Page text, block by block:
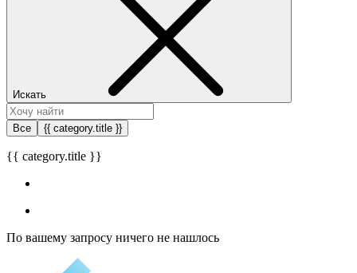
Искать
Все {{ category.title }}
{{ category.title }}
По вашему запросу ничего не нашлось